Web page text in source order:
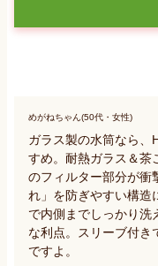
めがねちゃん(50代・女性)
ガラス製の水筒なら、
すめ。耐熱ガラス＆茶
のフィルター部分が衝
れ」を防ぎやすい構造
で内側までしっかり洗
な利点。スリーブ付き
ですよ。